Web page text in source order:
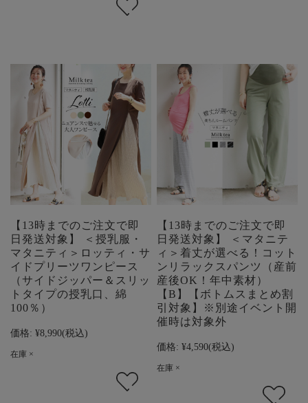
【13時までのご注文で即
日発送対象】 ＜授乳服・
マタニティ＞ロッティ・サ
イドプリーツワンピース
（サイドジッパー＆スリッ
トタイプの授乳口、綿
100％）
価格: ¥8,990(税込)
在庫 ×
【13時までのご注文で即
日発送対象】 ＜マタニテ
ィ＞着丈が選べる！コット
ンリラックスパンツ（産前
産後OK！年中素材）
【B】【ボトムスまとめ割
引対象】※別途イベント開
催時は対象外
価格: ¥4,590(税込)
在庫 ×